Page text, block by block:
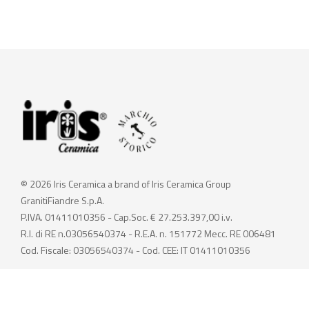
© 2026 Iris Ceramica a brand of Iris Ceramica Group
GranitiFiandre S.p.A.
P.IVA. 01411010356 - Cap.Soc. € 27.253.397,00 i.v.
R.I. di RE n.03056540374 - R.E.A. n. 151772 Mecc. RE 006481
Cod. Fiscale: 03056540374 - Cod. CEE: IT 01411010356